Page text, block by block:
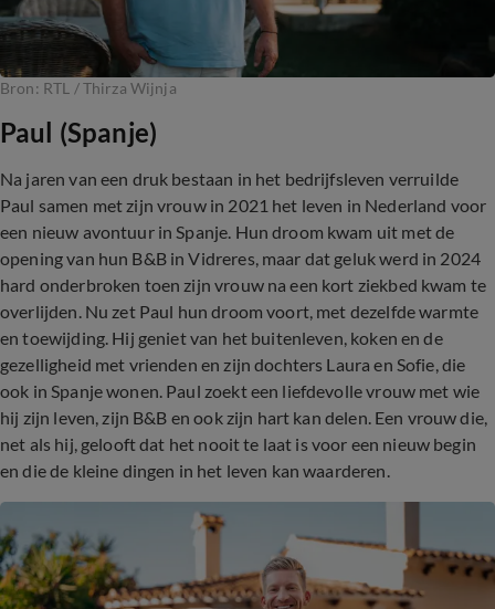
Bron: RTL / Thirza Wijnja
Paul (Spanje)
Na jaren van een druk bestaan in het bedrijfsleven verruilde
Paul samen met zijn vrouw in 2021 het leven in Nederland voor
een nieuw avontuur in Spanje. Hun droom kwam uit met de
opening van hun B&B in Vidreres, maar dat geluk werd in 2024
hard onderbroken toen zijn vrouw na een kort ziekbed kwam te
overlijden. Nu zet Paul hun droom voort, met dezelfde warmte
en toewijding. Hij geniet van het buitenleven, koken en de
gezelligheid met vrienden en zijn dochters Laura en Sofie, die
ook in Spanje wonen. Paul zoekt een liefdevolle vrouw met wie
hij zijn leven, zijn B&B en ook zijn hart kan delen. Een vrouw die,
net als hij, gelooft dat het nooit te laat is voor een nieuw begin
en die de kleine dingen in het leven kan waarderen.